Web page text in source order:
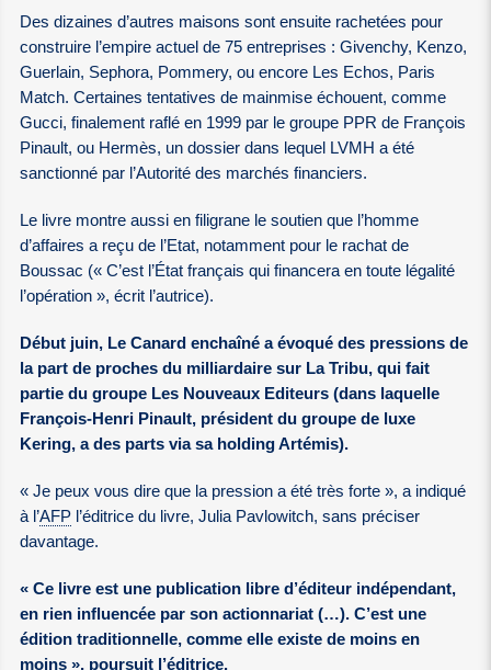
Des dizaines d’autres maisons sont ensuite rachetées pour
construire l’empire actuel de 75 entreprises : Givenchy, Kenzo,
Guerlain, Sephora, Pommery, ou encore Les Echos, Paris
Match. Certaines tentatives de mainmise échouent, comme
Gucci, finalement raflé en 1999 par le groupe PPR de François
Pinault, ou Hermès, un dossier dans lequel LVMH a été
sanctionné par l’Autorité des marchés financiers.
Le livre montre aussi en filigrane le soutien que l’homme
d’affaires a reçu de l’Etat, notamment pour le rachat de
Boussac (« C’est l’État français qui financera en toute légalité
l’opération », écrit l’autrice).
Début juin, Le Canard enchaîné a évoqué des pressions de
la part de proches du milliardaire sur La Tribu, qui fait
partie du groupe Les Nouveaux Editeurs (dans laquelle
François-Henri Pinault, président du groupe de luxe
Kering, a des parts via sa holding Artémis).
« Je peux vous dire que la pression a été très forte », a indiqué
à l’AFP l’éditrice du livre, Julia Pavlowitch, sans préciser
davantage.
« Ce livre est une publication libre d’éditeur indépendant,
en rien influencée par son actionnariat (…). C’est une
édition traditionnelle, comme elle existe de moins en
moins », poursuit l’éditrice.